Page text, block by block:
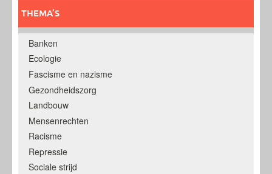
THEMA’S
Banken
Ecologie
Fascisme en nazisme
Gezondheidszorg
Landbouw
Mensenrechten
Racisme
Repressie
Sociale strijd